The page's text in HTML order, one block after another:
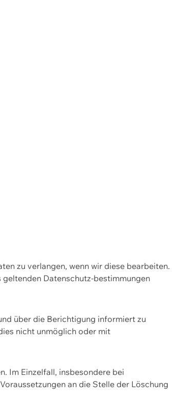
zu verlangen, wenn wir diese bearbeiten.
Datenschutz-bestimmungen
über die Berichtigung informiert zu
nicht unmöglich oder mit
Im Einzelfall, insbesondere bei
an die Stelle der Löschung